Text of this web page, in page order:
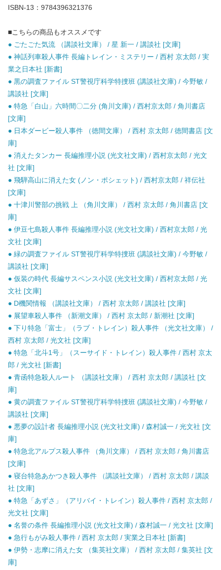
ISBN-13：9784396321376
■こちらの商品もオススメです
● ごたごた気流 （講談社文庫） / 星 新一 / 講談社 [文庫]
● 神話列車殺人事件 長編トレイン・ミステリー / 西村 京太郎 / 実
業之日本社 [新書]
● 黒の調査ファイル ST警視庁科学特捜班 (講談社文庫) / 今野敏 /
講談社 [文庫]
● 特急「白山」六時間〇二分 (角川文庫) / 西村京太郎 / 角川書店
[文庫]
● 日本ダービー殺人事件 （徳間文庫） / 西村 京太郎 / 徳間書店 [文
庫]
● 消えたタンカー 長編推理小説 (光文社文庫) / 西村京太郎 / 光文
社 [文庫]
● 飛騨高山に消えた女 (ノン・ポシェット) / 西村京太郎 / 祥伝社
[文庫]
● 十津川警部の挑戦 上 （角川文庫） / 西村 京太郎 / 角川書店 [文
庫]
● 伊豆七島殺人事件 長編推理小説 (光文社文庫) / 西村京太郎 / 光
文社 [文庫]
● 緑の調査ファイル ST警視庁科学特捜班 (講談社文庫) / 今野敏 /
講談社 [文庫]
● 仮装の時代 長編サスペンス小説 (光文社文庫) / 西村京太郎 / 光
文社 [文庫]
● D機関情報 （講談社文庫） / 西村 京太郎 / 講談社 [文庫]
● 展望車殺人事件 （新潮文庫） / 西村 京太郎 / 新潮社 [文庫]
● 下り特急「富士」（ラブ・トレイン）殺人事件 （光文社文庫） /
西村 京太郎 / 光文社 [文庫]
● 特急「北斗1号」（スーサイド・トレイン）殺人事件 / 西村 京太
郎 / 光文社 [新書]
● 青函特急殺人ルート （講談社文庫） / 西村 京太郎 / 講談社 [文
庫]
● 黄の調査ファイル ST警視庁科学特捜班 (講談社文庫) / 今野敏 /
講談社 [文庫]
● 悪夢の設計者 長編推理小説 (光文社文庫) / 森村誠一 / 光文社 [文
庫]
● 特急北アルプス殺人事件 （角川文庫） / 西村 京太郎 / 角川書店
[文庫]
● 寝台特急あかつき殺人事件 （講談社文庫） / 西村 京太郎 / 講談
社 [文庫]
● 特急「あずさ」（アリバイ・トレイン）殺人事件 / 西村 京太郎 /
光文社 [文庫]
● 名誉の条件 長編推理小説 (光文社文庫) / 森村誠一 / 光文社 [文庫]
● 急行もがみ殺人事件 / 西村 京太郎 / 実業之日本社 [新書]
● 伊勢・志摩に消えた女 （集英社文庫） / 西村 京太郎 / 集英社 [文
庫]